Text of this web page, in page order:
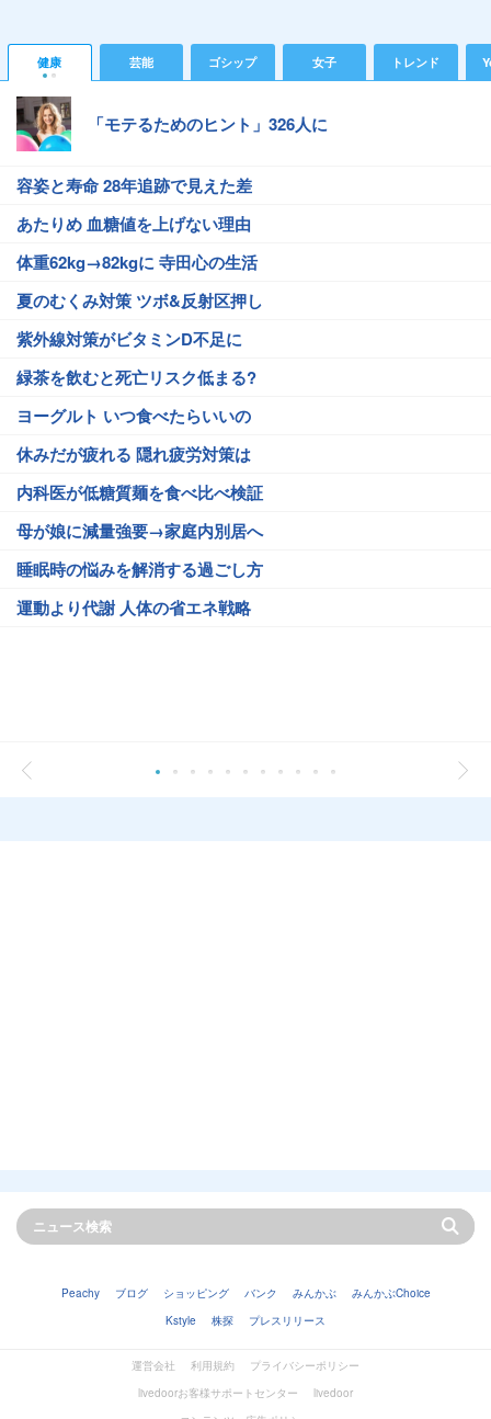
健康 芸能 ゴシップ 女子 トレンド
「モテるためのヒント」326人に
容姿と寿命 28年追跡で見えた差
あたりめ 血糖値を上げない理由
体重62kg→82kgに 寺田心の生活
夏のむくみ対策 ツボ&反射区押し
紫外線対策がビタミンD不足に
緑茶を飲むと死亡リスク低まる?
ヨーグルト いつ食べたらいいの
休みだが疲れる 隠れ疲労対策は
内科医が低糖質麺を食べ比べ検証
母が娘に減量強要→家庭内別居へ
睡眠時の悩みを解消する過ごし方
運動より代謝 人体の省エネ戦略
Peachy ブログ ショッピング バンク みんかぶ
みんかぶChoice
Kstyle
株探 プレスリリース
運営会社 利用規約
プライバシーポリシー
livedoorお客様サポートセンター
livedoor